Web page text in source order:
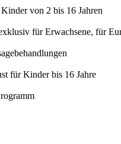
von 2 bis 16 Jahren
für Erwachsene, für
für Kinder bis 16 Jahre